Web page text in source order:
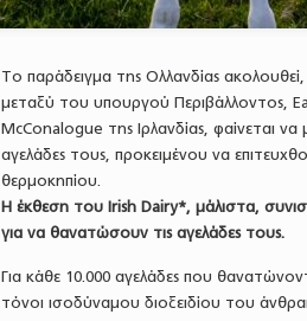
Το παράδειγμα της Ολλανδίας
μεταξύ του υπουργού Περιβάλλοντος,
McConalogue της Ιρλανδίας, φαίνεται
αγελάδες τους, προκειμένου να
θερμοκηπίου.
Η έκθεση τoυ Irish Dairy*, μάλιστα,
για να θανατώσουν τις αγελάδες τους.
Για κάθε 10.000 αγελάδες που
τόνοι ισοδύναμου διοξειδίου του